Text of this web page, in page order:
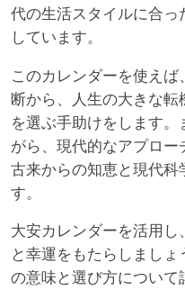
代の生活スタイルに合
しています。
このカレンダーを使え
断から、人生の大きな転
を選ぶ手助けをします
がら、現代的なアプロー
古来からの知恵と現代科
す。
大安カレンダーを活用
と幸運をもたらしまし
の意味と選び方について